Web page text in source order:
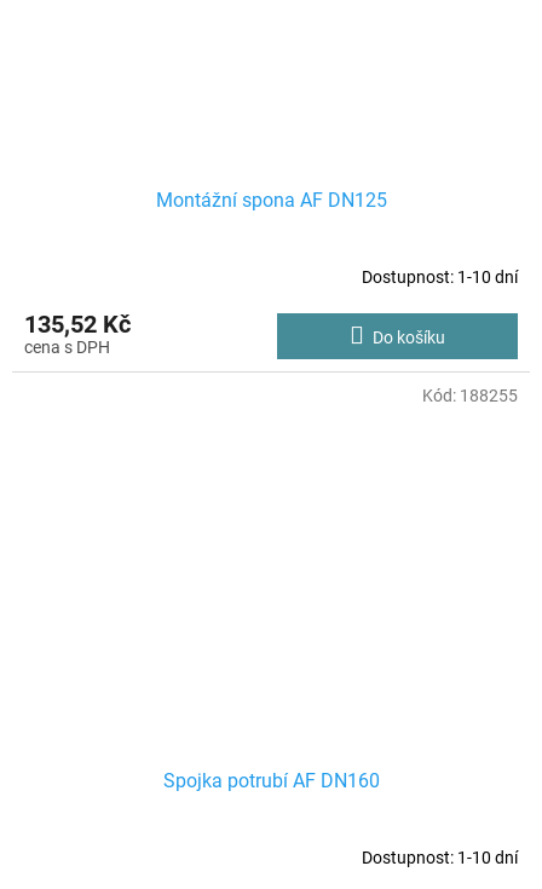
Montážní spona AF DN125
Dostupnost: 1-10 dní
135,52 Kč Do košíku
Spojka potrubí AF DN160
Dostupnost: 1-10 dní
Kód: 188255